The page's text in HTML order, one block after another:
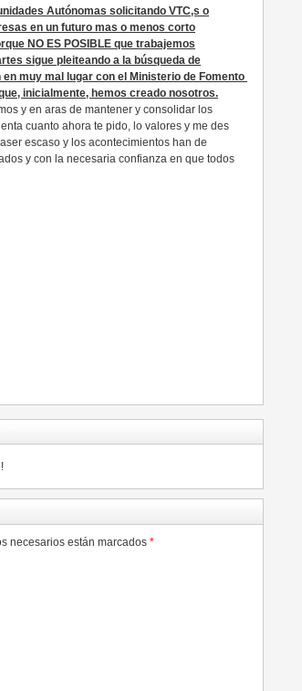
Autónomas solicitando VTC,s o
en un futuro mas o menos corto
NO ES POSIBLE que trabajemos
sigue pleiteando a la búsqueda de
muy mal lugar con el Ministerio de Fomento
inicialmente, hemos creado nosotros.
y en aras de mantener y consolidar los
cuanto ahora te pido, lo valores y me des
escaso y los acontecimientos han de
y con la necesaria confianza en que todos
necesarios están marcados *